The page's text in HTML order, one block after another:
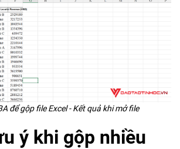
để gộp file Excel - Kết quả khi mở file
ý khi gộp nhiều